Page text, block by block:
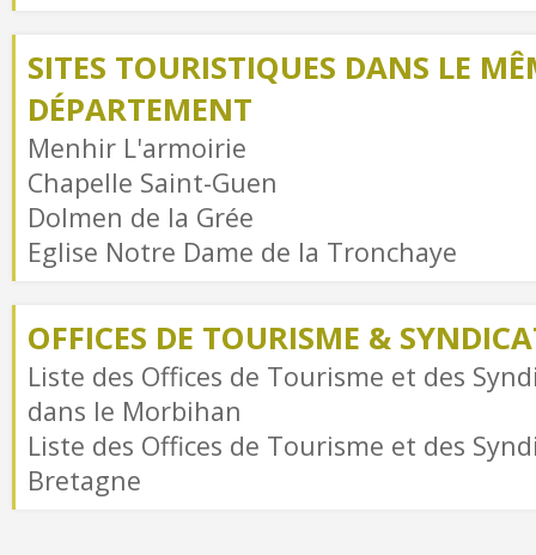
SITES TOURISTIQUES DANS LE
DÉPARTEMENT
Menhir L'armoirie
Chapelle Saint-Guen
Dolmen de la Grée
Eglise Notre Dame de la Tronchaye
OFFICES DE TOURISME &
Liste des Offices de Tourisme et des
dans le Morbihan
Liste des Offices de Tourisme et des
Bretagne